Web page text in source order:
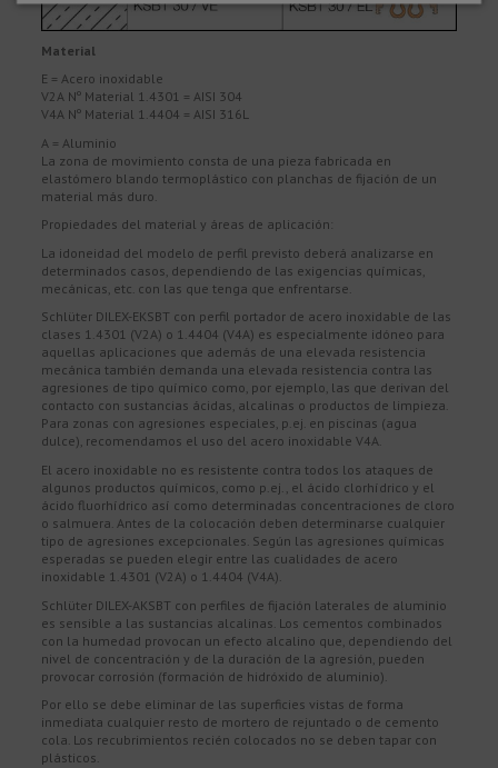
Material
E = Acero inoxidable
V2A Nº Material 1.4301 = AISI 304
V4A Nº Material 1.4404 = AISI 316L
A = Aluminio
La zona de movimiento consta de una pieza fabricada en
elastómero blando termoplástico con planchas de fijación de un
material más duro.
Propiedades del material y áreas de aplicación:
La idoneidad del modelo de perfil previsto deberá analizarse en
determinados casos, dependiendo de las exigencias químicas,
mecánicas, etc. con las que tenga que enfrentarse.
Schlüter DILEX-EKSBT con perfil portador de acero inoxidable de las
clases 1.4301 (V2A) o 1.4404 (V4A) es especialmente idóneo para
aquellas aplicaciones que además de una elevada resistencia
mecánica también demanda una elevada resistencia contra las
agresiones de tipo químico como, por ejemplo, las que derivan del
contacto con sustancias ácidas, alcalinas o productos de limpieza.
Para zonas con agresiones especiales, p.ej. en piscinas (agua
dulce), recomendamos el uso del acero inoxidable V4A.
El acero inoxidable no es resistente contra todos los ataques de
algunos productos químicos, como p.ej., el ácido clorhídrico y el
ácido fluorhídrico así como determinadas concentraciones de cloro
o salmuera. Antes de la colocación deben determinarse cualquier
tipo de agresiones excepcionales. Según las agresiones químicas
esperadas se pueden elegir entre las cualidades de acero
inoxidable 1.4301 (V2A) o 1.4404 (V4A).
Schlüter DILEX-AKSBT con perfiles de fijación laterales de aluminio
es sensible a las sustancias alcalinas. Los cementos combinados
con la humedad provocan un efecto alcalino que, dependiendo del
nivel de concentración y de la duración de la agresión, pueden
provocar corrosión (formación de hidróxido de aluminio).
Por ello se debe eliminar de las superficies vistas de forma
inmediata cualquier resto de mortero de rejuntado o de cemento
cola. Los recubrimientos recién colocados no se deben tapar con
plásticos.